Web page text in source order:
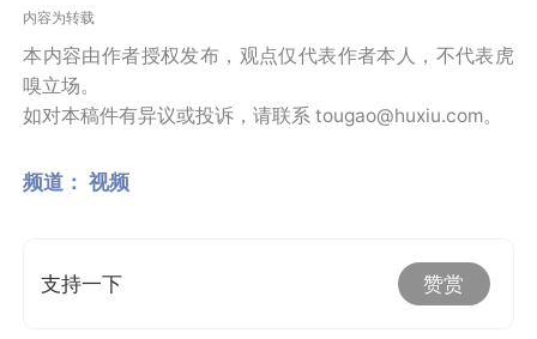
内容为转载
本内容由作者授权发布，观点仅代表作者本人，不代表虎
嗅立场。
如对本稿件有异议或投诉，请联系 tougao@huxiu.com。
频道： 视频
支持一下 赞赏